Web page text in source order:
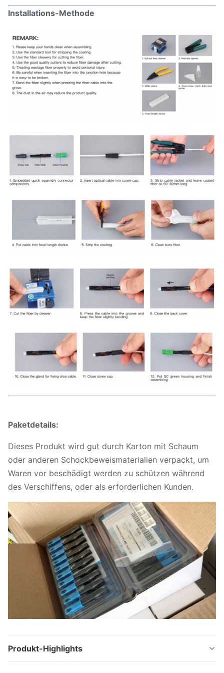
Installations-Methode
Paketdetails:
Dieses Produkt wird gut durch Karton mit Schaum
oder anderen Schockbeweismaterialien verpackt, um
Waren vor beschädigt werden zu schützen während
des Verschiffens, oder als erforderlichen Kunden.
Produkt-Highlights